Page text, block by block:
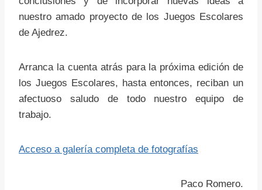
nuestro amado proyecto de los Juegos Escolares
de Ajedrez.
Arranca la cuenta atrás para la próxima edición de
los Juegos Escolares, hasta entonces, reciban un
afectuoso saludo de todo nuestro equipo de
trabajo.
Acceso a galería completa de fotografías
Paco Romero.